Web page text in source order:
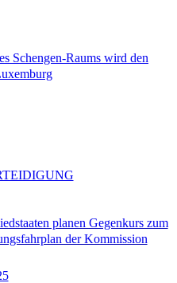
Schengen-Raums wird den
planen Gegenkurs zum
der Kommission